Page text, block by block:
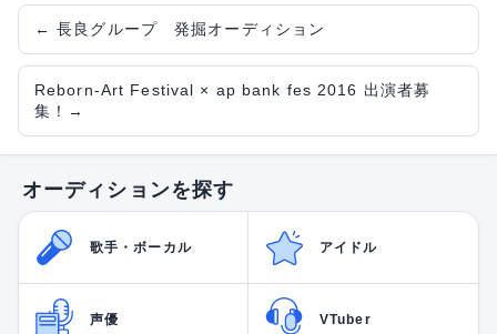
← 長良グループ 発掘オーディション
Reborn-Art Festival × ap bank fes 2016 出演者募
集！ →
オーディションを探す
歌手・ボーカル アイドル
声優 VTuber